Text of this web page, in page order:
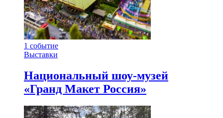
1 событие
Выставки
Национальный шоу-музей
«Гранд Макет Россия»